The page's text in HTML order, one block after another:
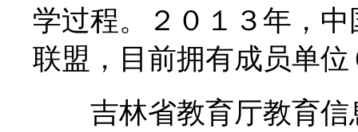
学过程。２０１３年，
联盟，目前拥有成员单位
吉林省教育厅教育信